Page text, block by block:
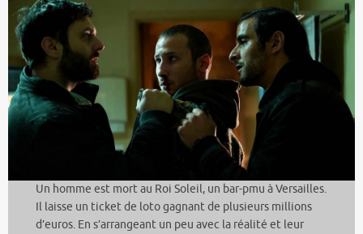
Un homme est mort au Roi Soleil, un bar-pmu à Versailles.
Il laisse un ticket de loto gagnant de plusieurs millions
d’euros. En s’arrangeant un peu avec la réalité et leur